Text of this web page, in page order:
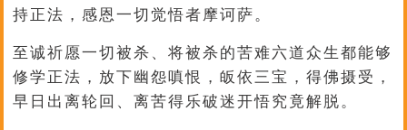
持正法，感恩一切觉悟者摩诃萨。
至诚祈愿一切被杀、将被杀的苦难六道众生都能够
修学正法，放下幽怨嗔恨，皈依三宝，得佛摄受，
早日出离轮回、离苦得乐破迷开悟究竟解脱。